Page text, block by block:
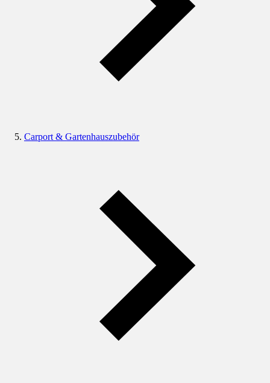
Carport & Gartenhauszubehör